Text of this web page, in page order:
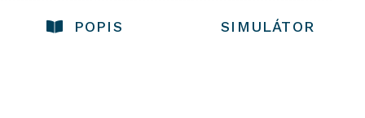
POPIS SIMULÁTOR